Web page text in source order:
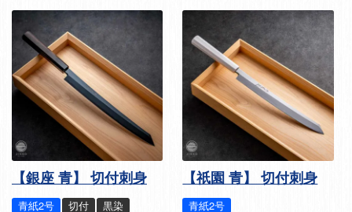
【銀座 青】 切付刺身
青紙2号 切付 黒染
【祇園 青】 切付刺身
青紙2号